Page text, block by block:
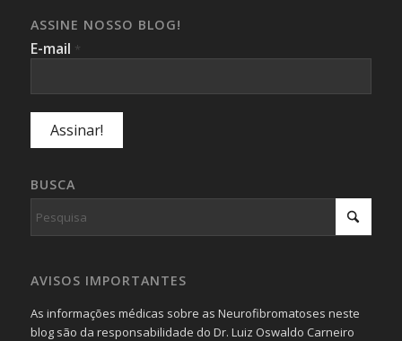
ASSINE NOSSO BLOG!
E-mail *
BUSCA
AVISOS IMPORTANTES
As informações médicas sobre as Neurofibromatoses neste
blog são da responsabilidade do Dr. Luiz Oswaldo Carneiro